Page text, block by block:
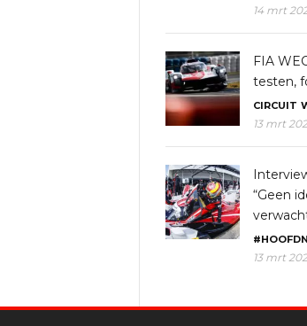
14 mrt
FIA
testen,
CIRCUIT
13 mrt
“Geen
13 mrt